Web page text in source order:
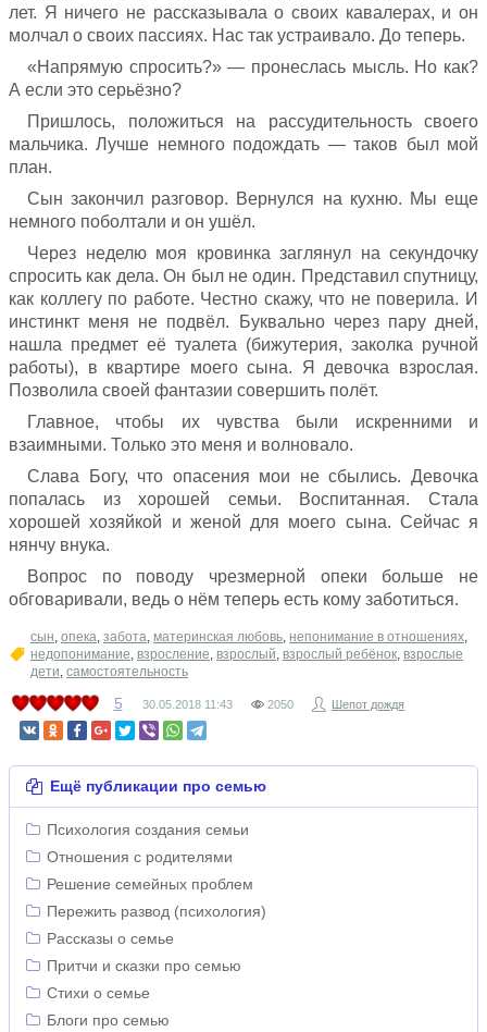
лет. Я ничего не рассказывала о своих кавалерах, и он
молчал о своих пассиях. Нас так устраивало. До теперь.
«Напрямую спросить?» — пронеслась мысль. Но как?
А если это серьёзно?
Пришлось, положиться на рассудительность своего
мальчика. Лучше немного подождать — таков был мой
план.
Сын закончил разговор. Вернулся на кухню. Мы еще
немного поболтали и он ушёл.
Через неделю моя кровинка заглянул на секундочку
спросить как дела. Он был не один. Представил спутницу,
как коллегу по работе. Честно скажу, что не поверила. И
инстинкт меня не подвёл. Буквально через пару дней,
нашла предмет её туалета (бижутерия, заколка ручной
работы), в квартире моего сына. Я девочка взрослая.
Позволила своей фантазии совершить полёт.
Главное, чтобы их чувства были искренними и
взаимными. Только это меня и волновало.
Слава Богу, что опасения мои не сбылись. Девочка
попалась из хорошей семьи. Воспитанная. Стала
хорошей хозяйкой и женой для моего сына. Сейчас я
нянчу внука.
Вопрос по поводу чрезмерной опеки больше не
обговаривали, ведь о нём теперь есть кому заботиться.
сын, опека, забота, материнская любовь, непонимание в отношениях,
недопонимание, взросление, взрослый, взрослый ребёнок, взрослые
дети, самостоятельность
5 30.05.2018 11:43 2050 Шепот дождя
Ещё публикации про семью
Психология создания семьи
Отношения с родителями
Решение семейных проблем
Пережить развод (психология)
Рассказы о семье
Притчи и сказки про семью
Стихи о семье
Блоги про семью